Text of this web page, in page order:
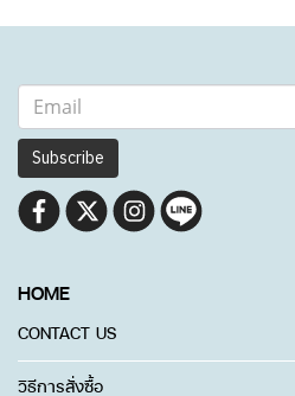
Subscribe
HOME
CONTACT US
วิธีการสั่งซื้อ